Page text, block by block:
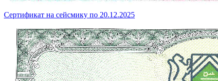
Сертификат на сейсмику по 20.12.2025